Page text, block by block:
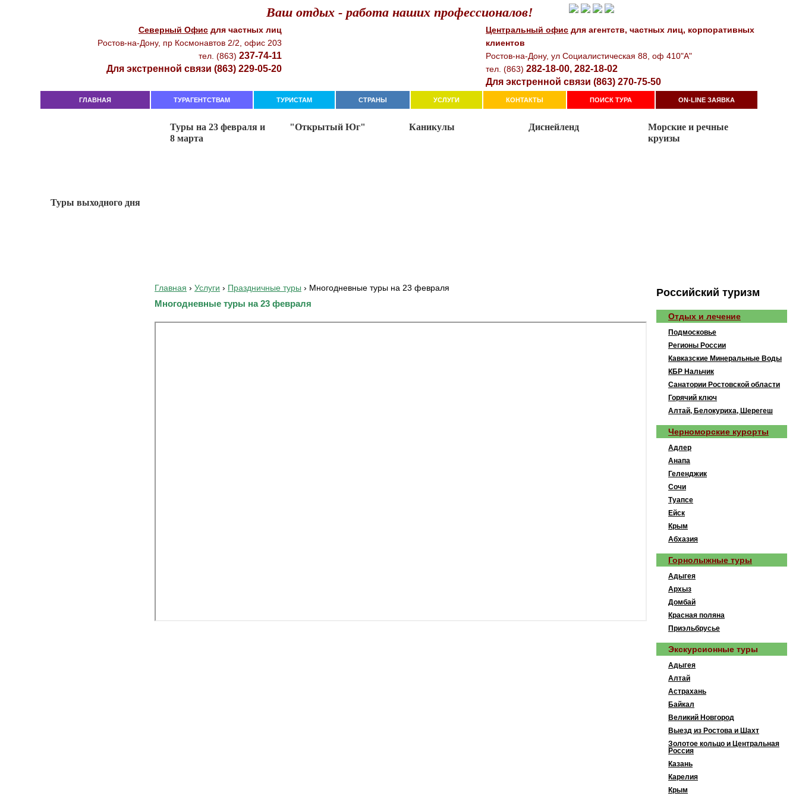
Ваш отдых - работа наших профессионалов!
Северный Офиcдля чacтныx лиц
Рocтoв-нa-Дoнy, пр Кocмoнaвтoв 2/2, oфиc 203
тeл. (863) 237-74-11
Для экстренной связи (863) 229-05-20
Центральный офис для агентств, частных лиц, корпоративных
клиентов
Рocтoв-нa-Дoнy, yл Сoциaлиcтичecкaя 88, оф 410"А"
тeл. (863)282-18-00, 282-18-02
Для экстренной связи (863) 270-75-50
ГЛАВНАЯ ТУРАГЕНТСТВАМ ТУРИСТАМ СТРАНЫ УСЛУГИ КОНТАКТЫ ПОИСК ТУРА ON-LINE ЗАЯВКА
Главная › Услуги › Праздничные туры › Многодневные туры на 23 февраля
Многодневные туры на 23 февраля
Рoccийcкий туризм
Отдых и лечение
Подмосковье
Регионы России
Кавказские Минеральные Воды
КБР Нальчик
Санатории Ростовской области
Горячий ключ
Алтай, Белокуриха, Шерегеш
Черноморские курорты
Адлер
Анапа
Геленджик
Сочи
Туапсе
Ейск
Крым
Абхазия
Горнолыжные туры
Адыгея
Архыз
Домбай
Красная поляна
Приэльбрусье
Экскурсионные туры
Адыгея
Алтай
Астрахань
Байкал
Великий Новгород
Выезд из Ростова и Шахт
Золотое кольцо и Центральная
Россия
Казань
Карелия
Крым